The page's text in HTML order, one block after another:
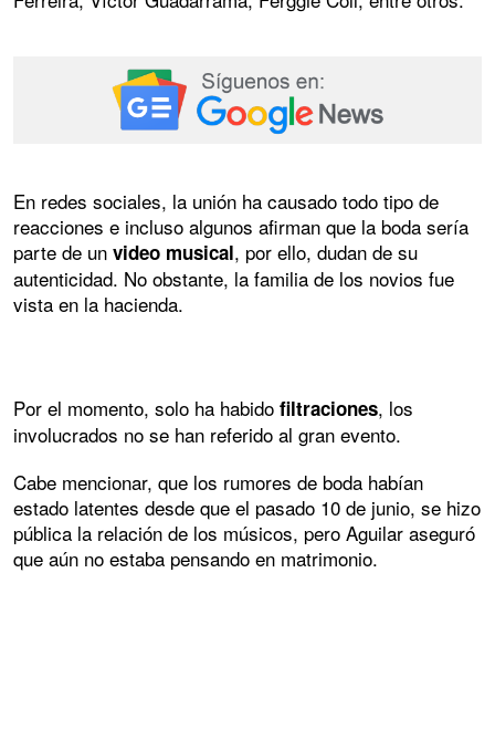
En redes sociales, la unión ha causado todo tipo de
reacciones e incluso algunos afirman que la boda sería
parte de un video musical, por ello, dudan de su
autenticidad. No obstante, la familia de los novios fue
vista en la hacienda.
Por el momento, solo ha habido filtraciones, los
involucrados no se han referido al gran evento.
Cabe mencionar, que los rumores de boda habían
estado latentes desde que el pasado 10 de junio, se hizo
pública la relación de los músicos, pero Aguilar aseguró
que aún no estaba pensando en matrimonio.